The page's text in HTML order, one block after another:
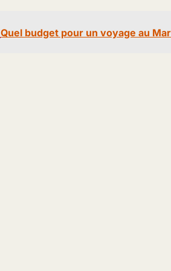
Quel budget pour un voyage au